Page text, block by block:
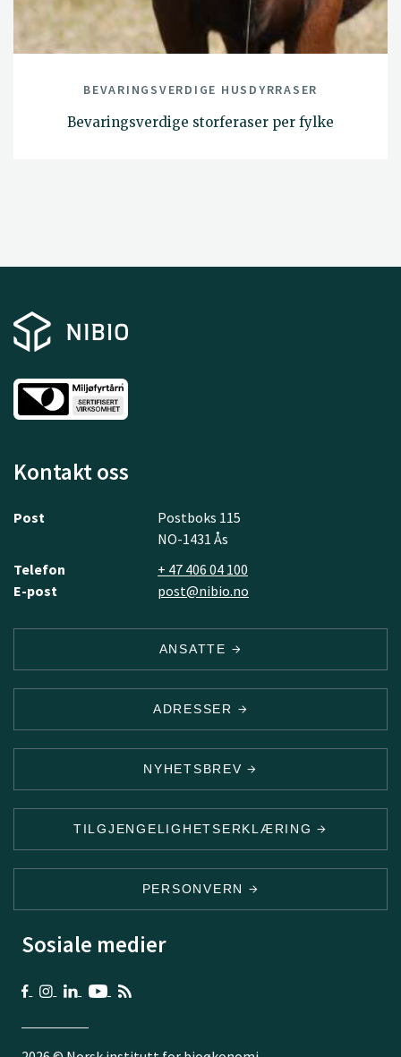
BEVARINGSVERDIGE HUSDYRRASER
Bevaringsverdige storferaser per fylke
Kontakt oss
Post
Postboks 115
NO-1431 Ås
Telefon
+ 47 406 04 100
E-post
post@nibio.no
ANSATTE
ADRESSER
NYHETSBREV
TILGJENGELIGHETSERKLÆRING
PERSONVERN
Sosiale medier